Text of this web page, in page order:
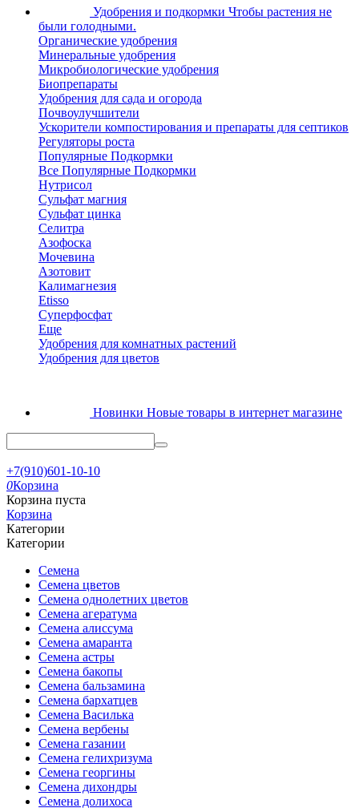
Удобрения и подкормки Чтобы растения не
были голодными.
Органические удобрения
Минеральные удобрения
Микробиологические удобрения
Биопрепараты
Удобрения для сада и огорода
Почвоулучшители
Ускорители компостирования и препараты для септиков
Регуляторы роста
Популярные Подкормки
Все Популярные Подкормки
Нутрисол
Сульфат магния
Сульфат цинка
Селитра
Азофоска
Мочевина
Азотовит
Калимагнезия
Etisso
Суперфосфат
Еще
Удобрения для комнатных растений
Удобрения для цветов
Новинки Новые товары в интернет магазине
+7(910)601-10-10
0Корзина
Корзина пуста
Корзина
Категории
Категории
Семена
Семена цветов
Семена однолетних цветов
Семена агератума
Семена алиссума
Семена амаранта
Семена астры
Семена бакопы
Семена бальзамина
Семена бархатцев
Семена Василька
Семена вербены
Семена газании
Семена гелихризума
Семена георгины
Семена дихондры
Семена долихоса